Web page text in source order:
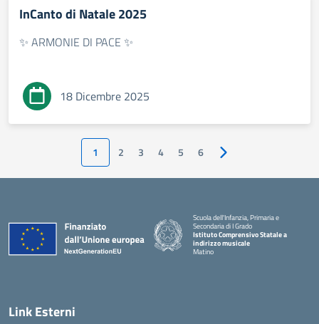
InCanto di Natale 2025
✨ ARMONIE DI PACE ✨
18 Dicembre 2025
1 2 3 4 5 6 Pagina successiva
Scuola dell'Infanzia, Primaria e
Secondaria di I Grado
Istituto Comprensivo Statale a
indirizzo musicale
Matino
Link Esterni